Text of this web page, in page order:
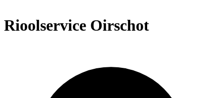
Rioolservice Oirschot